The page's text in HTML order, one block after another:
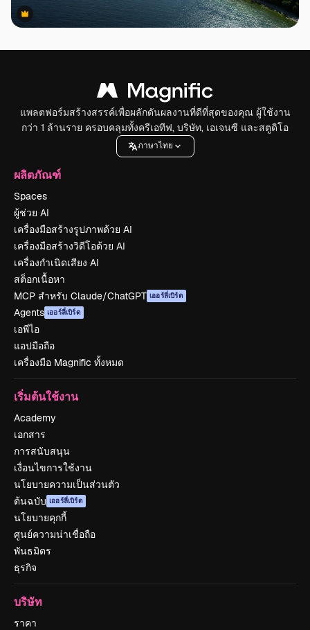
Premium
Premium
แพลตฟอร์มสร้างสรรค์เพื่อผลักดันผลงานที่ดีที่สุดของคุณ ผู้ใช้งาน
กว่า 1 ล้านราย ครอบคลุมทั้งครีเอทีฟ, บริษัท, เอเจนซี และสตูดิโอ
ภาษาไทย
ผลิตภัณฑ์
Spaces
ผู้ช่วย AI
เครื่องมือสร้างรูปภาพด้วย AI
เครื่องมือสร้างวิดีโอด้วย AI
เครื่องกำเนิดเสียง AI
สต็อกเนื้อหา
MCP สำหรับ Claude/ChatGPT เออร์ลี่เบิร์ด
Agents เออร์ลี่เบิร์ด
เอพีไอ
แอปมือถือ
เครื่องมือ Magnific ทั้งหมด
เริ่มต้นใช้งาน
Academy
เอกสาร
การสนับสนุน
เงื่อนไขการใช้งาน
นโยบายความเป็นส่วนตัว
ต้นฉบับ เออร์ลี่เบิร์ด
นโยบายคุกกี้
ศูนย์ความน่าเชื่อถือ
พันธมิตร
ธุรกิจ
บริษัท
ราคา